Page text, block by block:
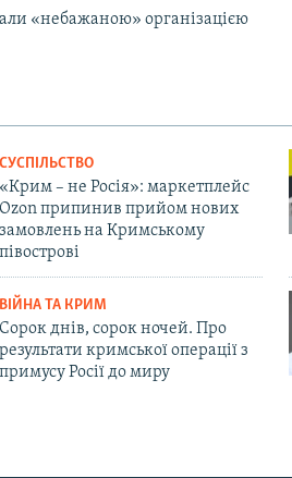
«небажаною» організацією
СУСПІЛЬСТВО
«Крим – не Росія»: маркетплейс
Ozon припинив прийом нових
замовлень на Кримському
півострові
ВІЙНА ТА КРИМ
Сорок днів, сорок ночей. Про
результати кримської операції з
примусу Росії до миру